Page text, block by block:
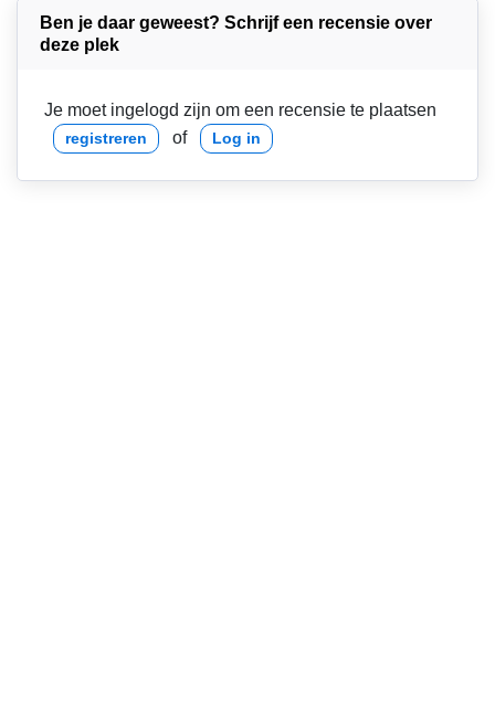
Ben je daar geweest? Schrijf een recensie over
deze plek
Je moet ingelogd zijn om een recensie te plaatsen
registreren of Log in